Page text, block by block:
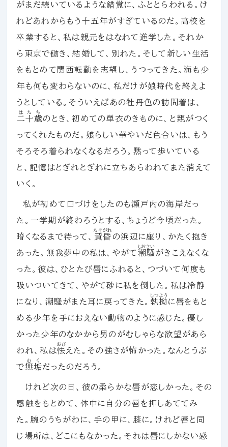
がまだ続いているような錯覚に、ふととらわれる。け
れどあれからもう十五年がすぎているのだ。高校を
卒業すると、私は親元をはなれて進学した。それか
ら東京で働き、結婚して、別れた。そして新しい生活
をもとめて関西転勤を志望し、うつってきた。海も少
年も何も変わらないのに、私だけが娘時代を終えよ
うとしている。そういえばあの牡丹色の訪問着は、
二十歳
はたち
のとき、初めての単衣のきものに、と親がつく
ってくれたものだ。娘らしい華やいだ色合いは、もう
そろそろ着られなくなるだろう。黙って歩いている
と、記憶はとぎれとぎれに立ちあらわれてまた消えて
いく。
私が初めて口づけをしたのも瀬戸内の海岸だっ
た。一学期が終わろうとする、ちょうど今頃だった。
暗くなるまで待って、
黄昏
たそがれ
の浜辺に座り、かたく抱き
あった。無我夢中の私は、やがて 潮騒
しおさい
がきこえなくな
った。彼は、ひとたび唇にふれると、つづいて何度も
吸いついてきて、やがて砂に私を倒した。私は冷静
になり、潮騒がまた耳に戻ってきた。 執拗
しつよう
に唇をもと
める少年を手におえない動物のように感じた。優し
かった少年のなかから男のがむしゃらな欲望があら
われ、私は怯
おび
えた。その強さが怖かった。なんとうぶ
で無垢
むく
だったのだろう。
けれど次の日、彼の柔らかな唇が恋しかった。その
感触をもとめて、体中に自分の唇を押しあててみ
た。腕のうちがわに、手の甲に、膝に。けれど唇と同
じ場所は、どこにもなかった。それは唇にしかない感